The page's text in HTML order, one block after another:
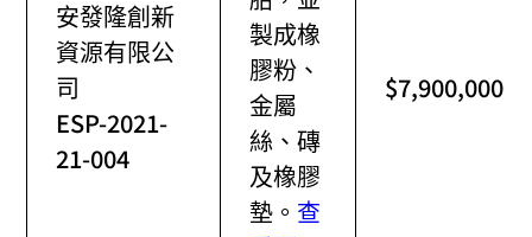
安發隆創新
資源有限公
司
ESP-2021-
21-004
製成橡
膠粉、
金屬
絲、磚
及橡膠
墊。 查
$7,900,000